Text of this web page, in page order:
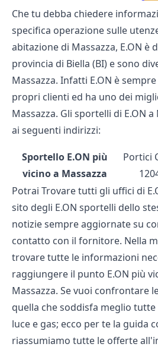
Che tu debba chiedere
specifica operazione sulle
abitazione di Massazza, E.ON è
provincia di Biella (BI) e sono
Massazza. Infatti E.ON è
propri clienti ed ha uno dei
Massazza. Gli sportelli di E.ON
ai seguenti indirizzi:
Sportello E.ON più
vicino a Massazza
Portici
Potrai Trovare tutti gli uffici di
sito degli E.ON sportelli dello
notizie sempre aggiornate su
contatto con il fornitore. Nella
trovare tutte le informazioni
raggiungere il punto E.ON più
Massazza. Se vuoi confrontare
quella che soddisfa meglio
luce e gas; ecco per te la guida
riassumiamo tutte le offerte